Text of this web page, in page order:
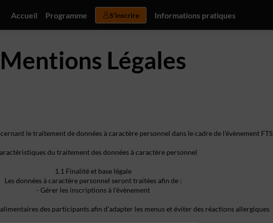
Accueil Programme S'inscrire Informations pratiques
Mentions Légales
le traitement de données à caractère personnel dans le cadre de l’évènement FTS
du traitement des données à caractère personnel
1.1 Finalité et base légale
Les données à caractère personnel seront traitées afin de :
- Gérer les inscriptions à l’évènement
des participants afin d'adapter les menus et éviter des réactions allergiques